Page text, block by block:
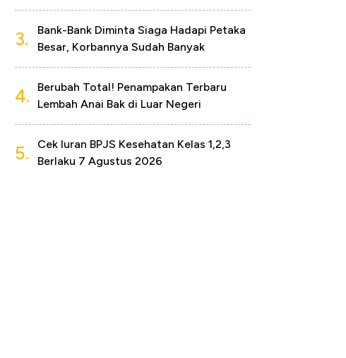
3.
Bank-Bank Diminta Siaga Hadapi Petaka
Besar, Korbannya Sudah Banyak
4.
Berubah Total! Penampakan Terbaru
Lembah Anai Bak di Luar Negeri
5.
Cek Iuran BPJS Kesehatan Kelas 1,2,3
Berlaku 7 Agustus 2026